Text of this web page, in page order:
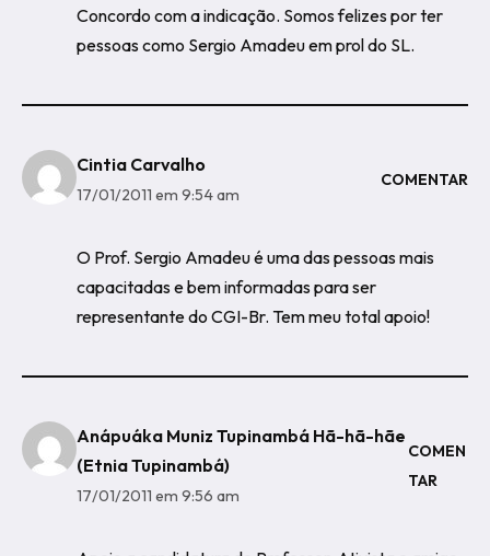
Concordo com a indicação. Somos felizes por ter
pessoas como Sergio Amadeu em prol do SL.
Cintia Carvalho
17/01/2011 em 9:54 am
COMENTAR
O Prof. Sergio Amadeu é uma das pessoas mais
capacitadas e bem informadas para ser
representante do CGI-Br. Tem meu total apoio!
Anápuáka Muniz Tupinambá Hã-hã-hãe
(Etnia Tupinambá)
17/01/2011 em 9:56 am
COMEN
TAR